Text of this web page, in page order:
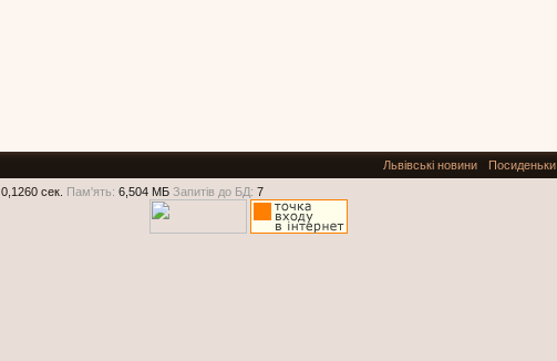
Львівські новини Посиденьки
0,1260 сек. Пам'ять: 6,504 МБ Запитів до БД: 7